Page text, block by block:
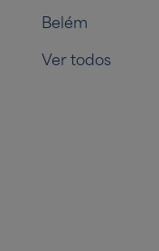
Belém
Ver todos